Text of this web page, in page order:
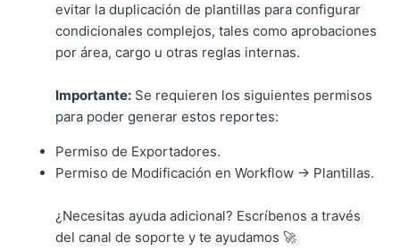
evitar la duplicación de plantillas para configurar
condicionales complejos, tales como aprobaciones
por área, cargo u otras reglas internas.
Importante: Se requieren los siguientes permisos
para poder generar estos reportes:
Permiso de Exportadores.
Permiso de Modificación en Workflow → Plantillas.
¿Necesitas ayuda adicional? Escríbenos a través
del canal de soporte y te ayudamos 🚀